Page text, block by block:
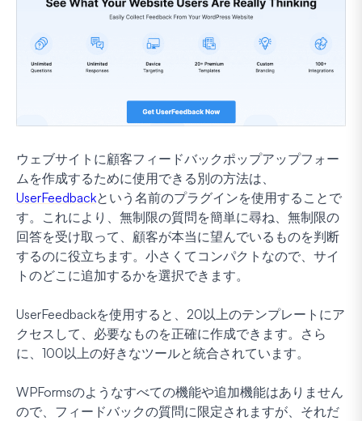
ウェブサイトに顧客フィードバックポップアップフォー
ムを作成するために使用できる別の方法は、
UserFeedbackという名前のプラグインを使用することで
す。これにより、無制限の質問を簡単に尋ね、無制限の
回答を受け取って、顧客が本当に望んでいるものを判断
するのに役立ちます。小さくてコンパクトなので、サイ
トのどこに追加するかを選択できます。
UserFeedbackを使用すると、20以上のテンプレートにア
クセスして、必要なものを正確に作成できます。さら
に、100以上の好きなツールと統合されています。
WPFormsのようなすべての機能や追加機能はありません
ので、フィードバックの質問に限定されますが、それだ